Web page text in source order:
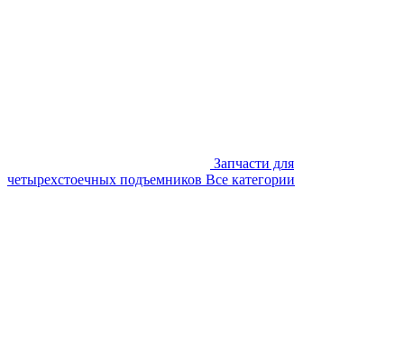
Запчасти для
четырехстоечных подъемников Все категории